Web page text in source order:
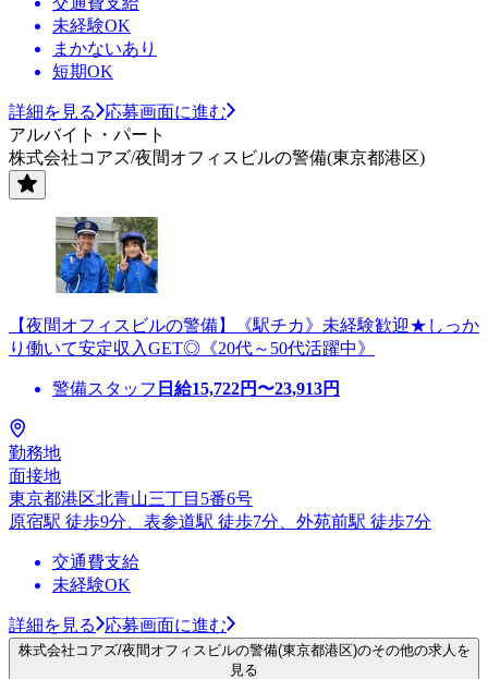
未経験OK
まかないあり
短期OK
詳細を見る
応募画面に進む
アルバイト・パート
株式会社コアズ/夜間オフィスビルの警備(東京都港区)
【夜間オフィスビルの警備】《駅チカ》未経験歓迎★しっか
り働いて安定収入GET◎《20代～50代活躍中》
警備スタッフ 日給15,722円〜23,913円
勤務地
面接地
東京都港区北青山三丁目5番6号
原宿駅 徒歩9分、表参道駅 徒歩7分、外苑前駅 徒歩7分
交通費支給
未経験OK
詳細を見る 応募画面に進む
株式会社コアズ/夜間オフィスビルの警備(東京都港区)のその他の求人を
見る